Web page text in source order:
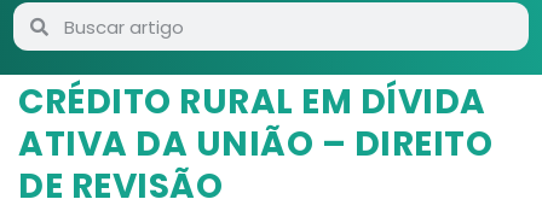
CRÉDITO RURAL EM DÍVIDA
ATIVA DA UNIÃO – DIREITO
DE REVISÃO